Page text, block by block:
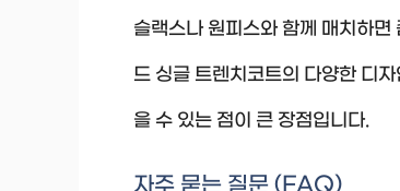
슬랙스나 원피스와 함께 매치하
드 싱글 트렌치코트의 다양한 디
을 수 있는 점이 큰 장점입니다.
자주 묻는 질문 (FAQ)